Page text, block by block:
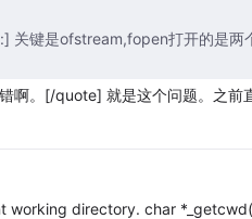
关键是ofstream,fopen打开的是
啊。[/quote] 就是这个问题。之前
working directory. char